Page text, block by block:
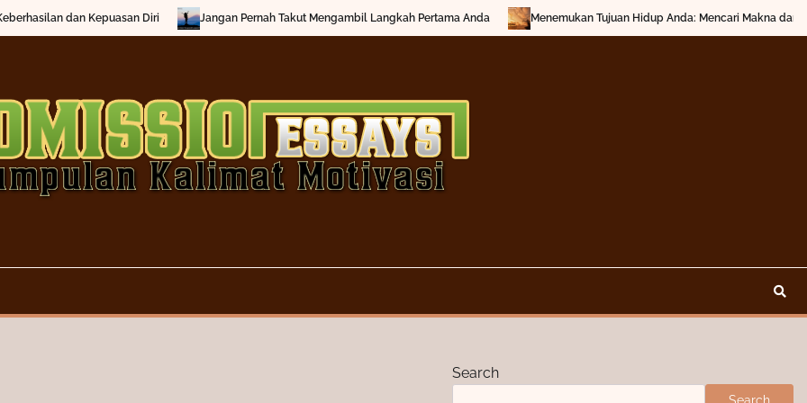
dan Kepuasan Diri Jangan Pernah Takut Mengambil Langkah Pertama Anda Menemukan Tujuan Hidup Anda: Mencari Makna dan
Search